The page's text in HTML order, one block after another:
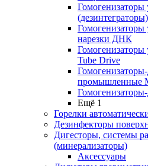
Гомогенизаторы
(дезинтеграторы)
Гомогенизаторы
нарезки ДНК
Гомогенизаторы
Tube Drive
промышленные
Ещё 1
Горелки
Дезинфекторы
Дигесторы, системы
(минерализаторы)
Аксессуары